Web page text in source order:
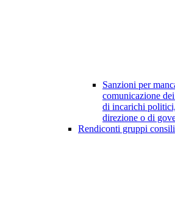
Sanzioni per
comunicazione
di incarichi
direzione o di
Rendiconti gruppi